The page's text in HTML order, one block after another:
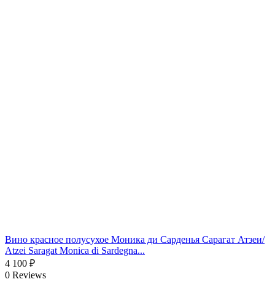
Вино красное полусухое Моника ди Сарденья Сарагат Атзеи/
Atzei Saragat Monica di Sardegna...
4 100 ₽
0 Reviews